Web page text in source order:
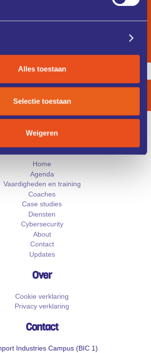
Alles toestaan
Selectie toestaan
Weigeren
2026 /Privacyverklaring
Home
Agenda
Vaardigheden en training
Coaches
Case studies
Diensten
Cybersecurity
About
Contact
Updates
Over
Cookie verklaring
Privacy verklaring
Contact
Industries Campus (BIC 1)